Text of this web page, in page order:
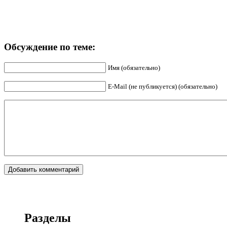
Обсуждение по теме:
Имя (обязательно)
E-Mail (не публикуется) (обязательно)
Разделы